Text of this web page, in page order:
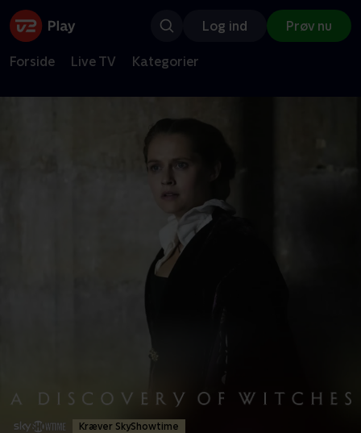
Log ind Prøv nu
Forside Live TV Kategorier
Kræver SkyShowtime